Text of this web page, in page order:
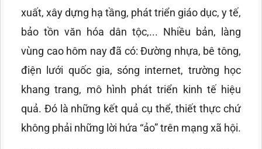
xuất, xây dựng hạ tầng, phát triển giáo dục, y tế,
bảo tồn văn hóa dân tộc,... Nhiều bản, làng
vùng cao hôm nay đã có: Đường nhựa, bê tông,
điện lưới quốc gia, sóng internet, trường học
khang trang, mô hình phát triển kinh tế hiệu
quả. Đó là những kết quả cụ thể, thiết thực chứ
không phải những lời hứa “ảo” trên mạng xã hội.